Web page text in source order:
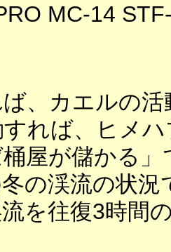
MC-14
、カエルの
れば、ヒメ
桶屋が儲かる
の渓流の状況
を往復3時間